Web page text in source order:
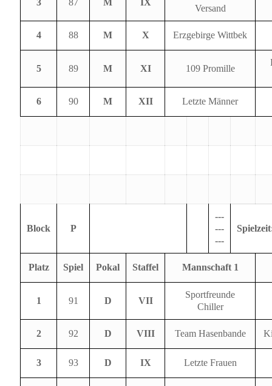
3 87 M IX
Versand
4 88 M X Erzgebirge Wittbek
5 89 M XI 109 Promille
6 90 M XII Letzte Männer
Block P
---
---
---
Platz Spiel Pokal Staffel Mannschaft 1
1 91 D VII
Sportfreunde
Chiller
2 92 D VIII Team Hasenbande
3 93 D IX Letzte Frauen